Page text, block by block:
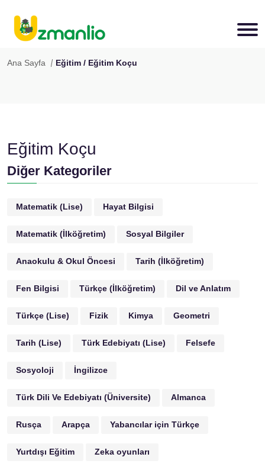
Ana Sayfa Eğitim / Eğitim Koçu
Eğitim Koçu
Diğer Kategoriler
Matematik (Lise) Hayat Bilgisi
Matematik (İlköğretim) Sosyal Bilgiler
Anaokulu & Okul Öncesi Tarih (İlköğretim)
Fen Bilgisi Türkçe (İlköğretim) Dil ve Anlatım
Türkçe (Lise) Fizik Kimya Geometri
Tarih (Lise) Türk Edebiyatı (Lise) Felsefe
Sosyoloji İngilizce
Türk Dili Ve Edebiyatı (Üniversite) Almanca
Rusça Arapça Yabancılar için Türkçe
Yurtdışı Eğitim Zeka oyunları